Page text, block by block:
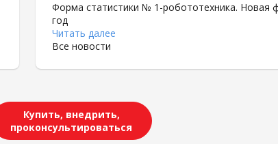
Форма статистики № 1-робототехника. Новая
год
Читать далее
Все новости
Купить, внедрить,
проконсультироваться